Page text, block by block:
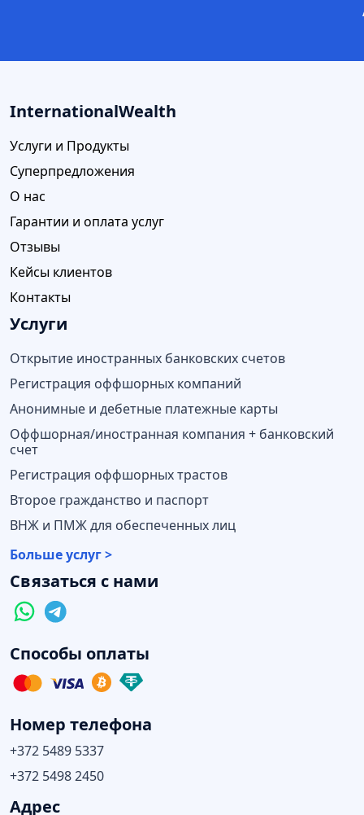
InternationalWealth
Услуги и Продукты
Суперпредложения
О нас
Гарантии и оплата услуг
Отзывы
Кейсы клиентов
Контакты
Услуги
Открытие иностранных банковских счетов
Регистрация оффшорных компаний
Анонимные и дебетные платежные карты
Оффшорная/иностранная компания + банковский
счет
Регистрация оффшорных трастов
Второе гражданство и паспорт
ВНЖ и ПМЖ для обеспеченных лиц
Больше услуг >
Связаться с нами
Способы оплаты
Номер телефона
+372 5489 5337
+372 5498 2450
Адрес